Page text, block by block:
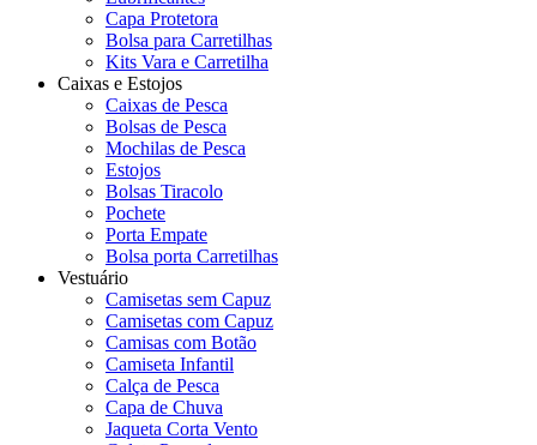
Capa Protetora
Bolsa para Carretilhas
Kits Vara e Carretilha
Caixas e Estojos
Caixas de Pesca
Bolsas de Pesca
Mochilas de Pesca
Estojos
Bolsas Tiracolo
Pochete
Porta Empate
Bolsa porta Carretilhas
Vestuário
Camisetas sem Capuz
Camisetas com Capuz
Camisas com Botão
Camiseta Infantil
Calça de Pesca
Capa de Chuva
Jaqueta Corta Vento